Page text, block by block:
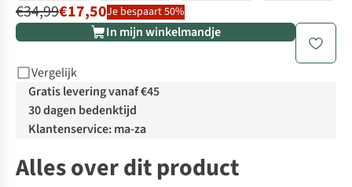
€34,99€17,50Je bespaart 50%
In mijn winkelmandje
Vergelijk
Gratis levering vanaf €45
30 dagen bedenktijd
Klantenservice: ma-za
Alles over dit product